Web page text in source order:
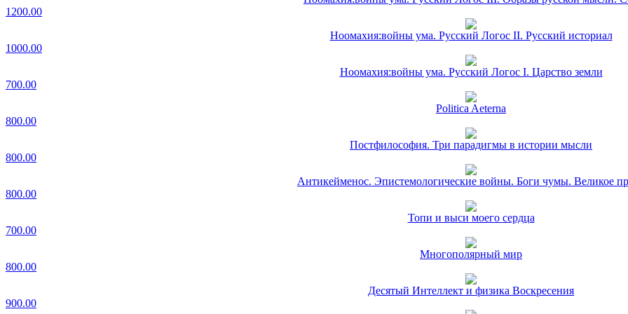
1200.00
Ноомахия:войны ума. Русский Логос II. Русский историал
1000.00
Ноомахия:войны ума. Русский Логос I. Царство земли
700.00
Politica Aeterna
800.00
Постфилософия. Три парадигмы в истории мысли
800.00
Антикейменос. Эпистемологические войны. Боги чумы. Великое
800.00
Топи и выси моего сердца
700.00
Многополярный мир
800.00
Десятый Интеллект и физика Воскресения
900.00